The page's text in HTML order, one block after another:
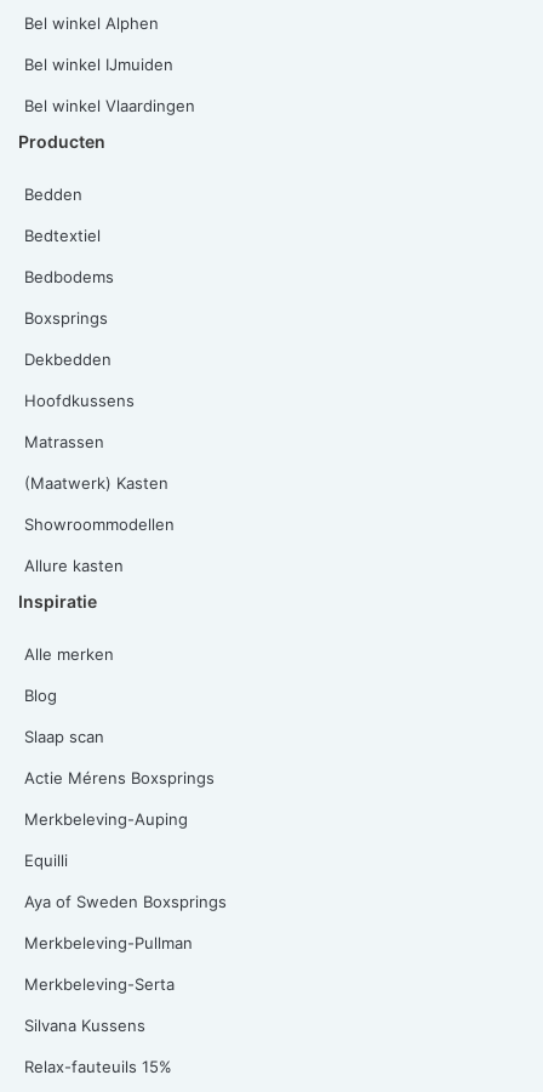
Bel winkel Alphen
Bel winkel IJmuiden
Bel winkel Vlaardingen
Producten
Bedden
Bedtextiel
Bedbodems
Boxsprings
Dekbedden
Hoofdkussens
Matrassen
(Maatwerk) Kasten
Showroommodellen
Allure kasten
Inspiratie
Alle merken
Blog
Slaap scan
Actie Mérens Boxsprings
Merkbeleving-Auping
Equilli
Aya of Sweden Boxsprings
Merkbeleving-Pullman
Merkbeleving-Serta
Silvana Kussens
Relax-fauteuils 15%